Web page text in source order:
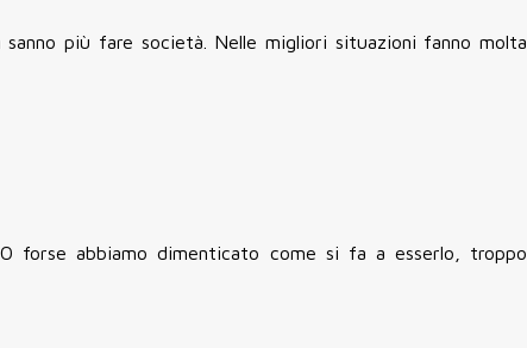
più fare società. Nelle migliori situazioni fanno molta
abbiamo dimenticato come si fa a esserlo, troppo